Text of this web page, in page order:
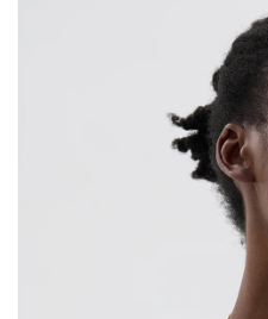
sublimer une tenue, qu’elle
en ajoutant une touche de
impactante. Un accessoire